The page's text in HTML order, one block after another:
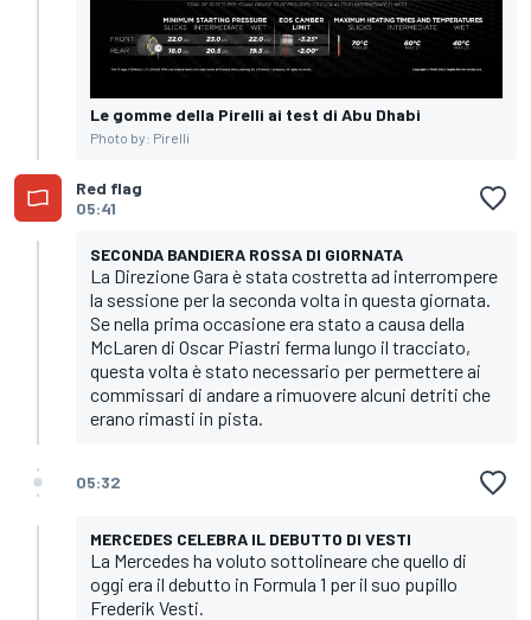
Le gomme della Pirelli ai test di Abu Dhabi
Photo by: Pirelli
Red flag
05:41
SECONDA BANDIERA ROSSA DI GIORNATA
La Direzione Gara è stata costretta ad interrompere
la sessione per la seconda volta in questa giornata.
Se nella prima occasione era stato a causa della
McLaren di Oscar Piastri ferma lungo il tracciato,
questa volta è stato necessario per permettere ai
commissari di andare a rimuovere alcuni detriti che
erano rimasti in pista.
05:32
MERCEDES CELEBRA IL DEBUTTO DI VESTI
La Mercedes ha voluto sottolineare che quello di
oggi era il debutto in Formula 1 per il suo pupillo
Frederik Vesti.